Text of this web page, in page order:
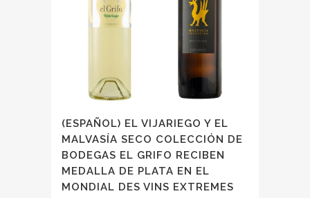
(ESPAÑOL) EL VIJARIEGO Y EL
MALVASÍA SECO COLECCIÓN DE
BODEGAS EL GRIFO RECIBEN
MEDALLA DE PLATA EN EL
MONDIAL DES VINS EXTREMES